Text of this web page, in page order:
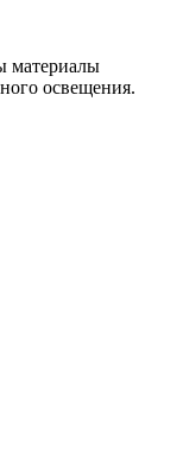
материалы
освещения.